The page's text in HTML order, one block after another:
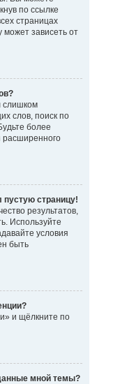
по ссылке
страницах
может зависеть от
слишком
слов, поиск по
более
расширенного
пустую страницу!
результатов,
Используйте
условия
быть
и щёлкните по
мной темы?